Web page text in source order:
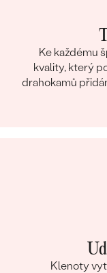
Ke každému
kvality, který
drahokamů
Klenoty